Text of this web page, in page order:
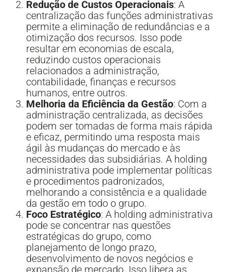
Redução de Custos Operacionais: A
centralização das funções administrativas
permite a eliminação de redundâncias e a
otimização dos recursos. Isso pode
resultar em economias de escala,
reduzindo custos operacionais
relacionados a administração,
contabilidade, finanças e recursos
humanos, entre outros.
Melhoria da Eficiência da Gestão: Com a
administração centralizada, as decisões
podem ser tomadas de forma mais rápida
e eficaz, permitindo uma resposta mais
ágil às mudanças do mercado e às
necessidades das subsidiárias. A holding
administrativa pode implementar políticas
e procedimentos padronizados,
melhorando a consistência e a qualidade
da gestão em todo o grupo.
Foco Estratégico: A holding administrativa
pode se concentrar nas questões
estratégicas do grupo, como
planejamento de longo prazo,
desenvolvimento de novos negócios e